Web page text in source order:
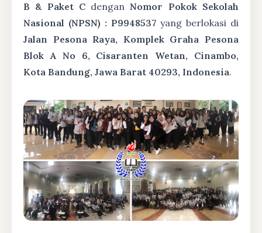
B & Paket CdenganNomor Pokok Sekolah
Nasional (NPSN) : P9948537 yang berlokasi di
Jalan Pesona Raya, Komplek Graha Pesona
Blok A No 6, Cisaranten Wetan, Cinambo,
Kota Bandung, Jawa Barat 40293, Indonesia.